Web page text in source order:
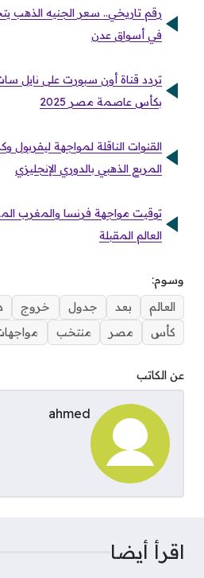
رقم تاريخي.. سعر الجنيه الذهب
في أسواق عدن
تردد قناة أون سبورت على نايل سات
بكأس عاصمة مصر 2025
القنوات الناقلة لمواجهة
المربع الذهبي بالدوري الإنجليزي
توقيت مواجهة فرنسا والمغرب
العالم المقبلة
وسوم:
العالم
بعد جدول خروج
كأس
مصر منتخب
عن الكاتب
ahmed
اقرأ أيضا